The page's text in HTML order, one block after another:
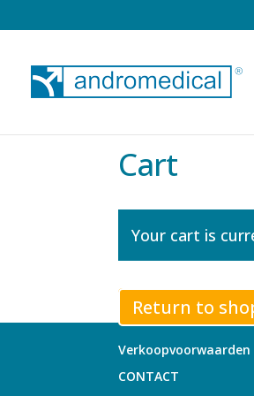
Cart
Your cart is
Return to
Verkoopvoorwaarden
CONTACT